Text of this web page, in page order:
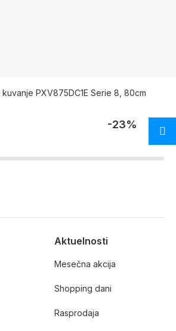
PXV875DC1E Serie 8, 80cm
-23%
Aktuelnosti
Mesečna akcija
Shopping dani
Rasprodaja